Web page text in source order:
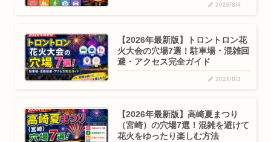
2026/8/4
【2026年最新版】トロントロン花
火大会の穴場7選！駐車場・混雑回
避・アクセス完全ガイド
2026/8/3
【2026年最新版】高崎夏まつり
（宮崎）の穴場7選！混雑を避けて
花火をゆったり楽しむ方法